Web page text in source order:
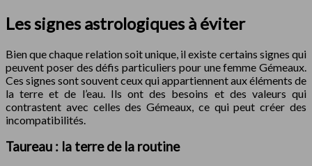
Les signes astrologiques à éviter
Bien que chaque relation soit unique, il existe certains signes qui
peuvent poser des défis particuliers pour une femme Gémeaux.
Ces signes sont souvent ceux qui appartiennent aux éléments de
la terre et de l’eau. Ils ont des besoins et des valeurs qui
contrastent avec celles des Gémeaux, ce qui peut créer des
incompatibilités.
Taureau : la terre de la routine